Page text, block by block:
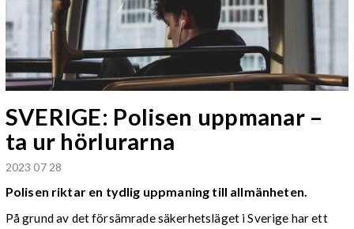
SVERIGE: Polisen uppmanar –
ta ur hörlurarna
2023 07 28
Polisen riktar en tydlig uppmaning till allmänheten.
På grund av det försämrade säkerhetsläget i Sverige har ett